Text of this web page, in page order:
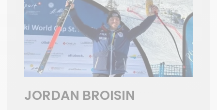
JORDAN BROISIN